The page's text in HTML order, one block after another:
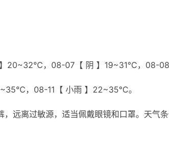
20~32℃，08-07【 阴 】19~31℃，08-
，08-11【 小雨 】22~35℃。
远离过敏源，适当佩戴眼镜和口罩。天气